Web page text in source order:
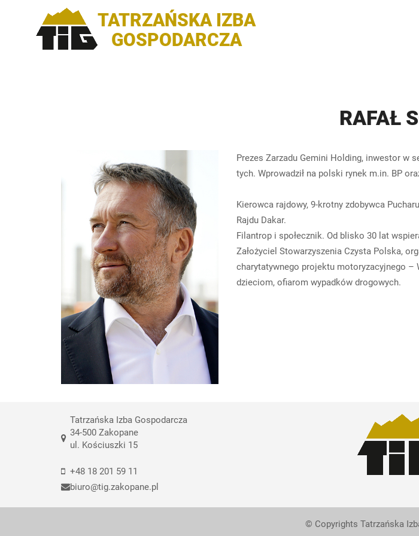
TATRZAŃSKA IZBA
GOSPODARCZA
RAFAŁ
Prezes Zarzadu Gemini Holding, inwestor w
tych. Wprowadził na polski rynek m.in. BP
Kierowca rajdowy, 9-krotny zdobywca
Rajdu Dakar.
Filantrop i społecznik. Od blisko 30 lat
Założyciel Stowarzyszenia Czysta Polska,
charytatywnego projektu motoryzacyjnego
dzieciom, ofiarom wypadków drogowych.
Tatrzańska Izba Gospodarcza
34-500 Zakopane
ul. Kościuszki 15
+48 18 201 59 11
biuro@tig.zakopane.pl
© Copyrights Tatrzańska